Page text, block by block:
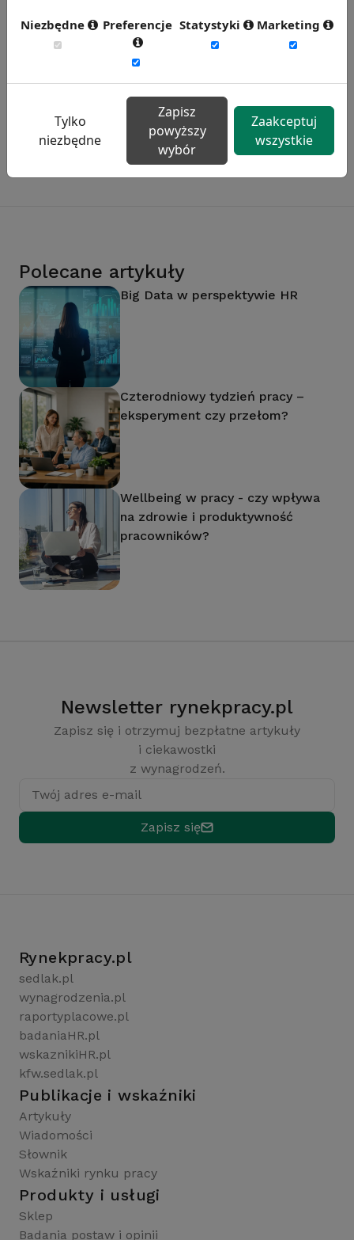
Badanie satysfakcji w Twojej firmie
ogólnopolskie, branżowe i regionalne.
Dowiedz się więcej
Polecane artykuły
Big Data w perspektywie HR
Czterodniowy tydzień pracy –
eksperyment czy przełom?
Wellbeing w pracy - czy wpływa
na zdrowie i produktywność
pracowników?
Newsletter rynekpracy.pl
Zapisz się i otrzymuj bezpłatne artykuły
i ciekawostki
z wynagrodzeń.
Twój adres e-mail
Zapisz się
Rynekpracy.pl
sedlak.pl
wynagrodzenia.pl
raportyplacowe.pl
badaniaHR.pl
wskaznikiHR.pl
kfw.sedlak.pl
Publikacje i wskaźniki
Artykuły
Wiadomości
Słownik
Wskaźniki rynku pracy
Produkty i usługi
Sklep
Badania postaw i opinii
Niezbędne Preferencje Statystyki Marketing
Tylko
niezbędne
Zapisz
powyższy
wybór
Zaakceptuj
wszystkie